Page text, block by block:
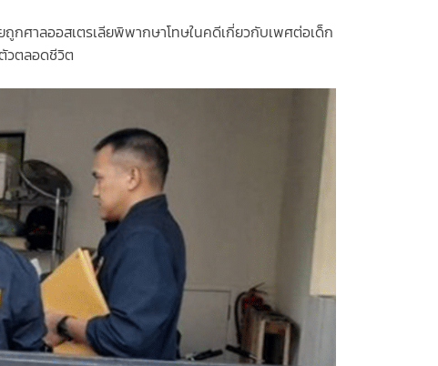
กศาลออสเตรเลียพิพากษาโทษในคดีเกี่ยวกับเพศต่อเด็ก
วตลอดชีวิต